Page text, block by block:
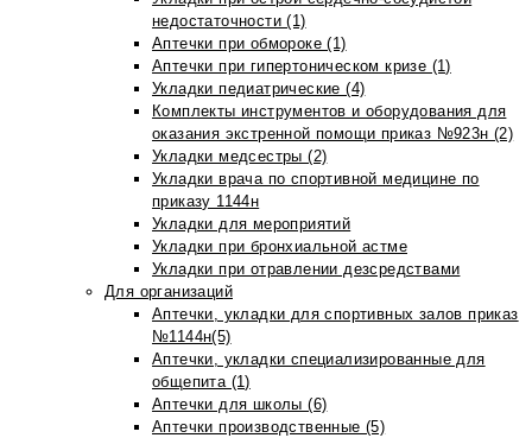
недостаточности (1)
Аптечки при обмороке (1)
Аптечки при гипертоническом кризе (1)
Укладки педиатрические (4)
Комплекты инструментов и оборудования для
оказания экстренной помощи приказ №923н (2)
Укладки медсестры (2)
Укладки врача по спортивной медицине по
приказу 1144н
Укладки для мероприятий
Укладки при бронхиальной астме
Укладки при отравлении дезсредствами
Для организаций
Аптечки, укладки для спортивных залов приказ
№1144н(5)
Аптечки, укладки специализированные для
общепита (1)
Аптечки для школы (6)
Аптечки производственные (5)